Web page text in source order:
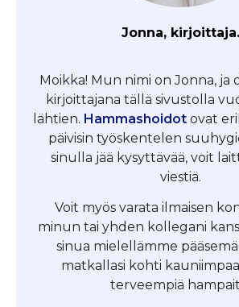
Jonna, kirjoittaja.
Moikka! Mun nimi on Jonna,
kirjoittajana tällä sivustolla
lähtien. Hammashoidot ovat
päivisin työskentelen
sinulla jää kysyttävää, voit
viestiä.
Voit myös varata ilmaisen
minun tai yhden kollegani
sinua mielellämme
matkallasi kohti
terveempiä